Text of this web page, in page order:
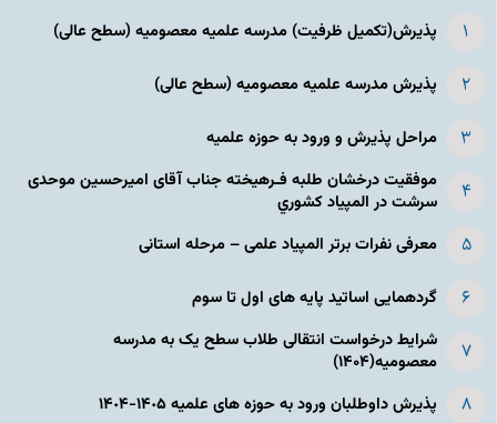
پذیرش(تکمیل ظرفیت) مدرسه علمیه معصومیه‌ (سطح عالی)
پذیرش مدرسه علمیه معصومیه‌ (سطح عالی)
مراحل پذیرش و ورود به حوزه علمیه
موفقیت درخشان طلبه فـرهیخته جناب آقای امیرحسین موحدی
سرشت در المپياد كشوري
معرفی نفرات برتر المپیاد علمی – مرحله استانی
گردهمایی اساتید پایه های اول تا سوم
شرایط درخواست انتقالی طلاب سطح یک به مدرسه
معصومیه(۱۴۰۴)
پذیرش داوطلبان ورود به حوزه های علمیه ١۴٠۵-١۴٠۴